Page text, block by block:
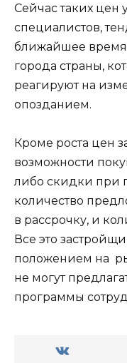
Сейчас таких цен
специалистов,
ближайшее время
города страны,
реагируют на
опозданием.
Кроме роста цен
возможности
либо скидки при
количество
в рассрочку, и
Все это
положением на
не могут
программы